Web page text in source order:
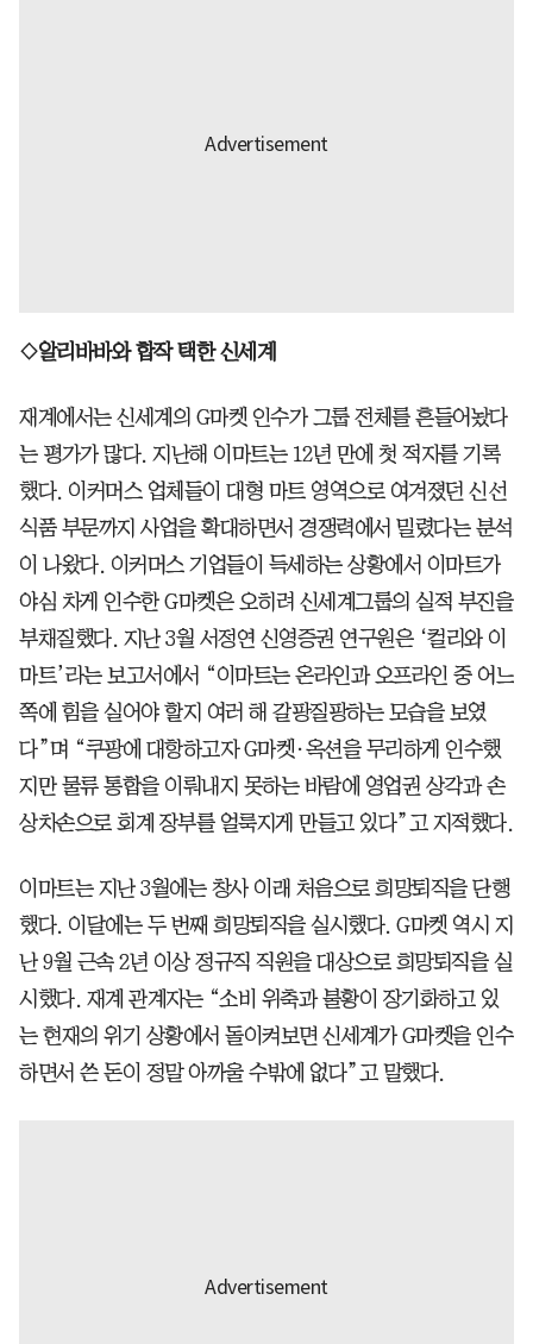
◇알리바바와 합작 택한 신세계
재계에서는 신세계의 G마켓 인수가 그룹 전체를 흔들어놨다
는 평가가 많다. 지난해 이마트는 12년 만에 첫 적자를 기록
했다. 이커머스 업체들이 대형 마트 영역으로 여겨졌던 신선
식품 부문까지 사업을 확대하면서 경쟁력에서 밀렸다는 분석
이 나왔다. 이커머스 기업들이 득세하는 상황에서 이마트가
야심 차게 인수한 G마켓은 오히려 신세계그룹의 실적 부진을
부채질했다. 지난 3월 서정연 신영증권 연구원은 ‘컬리와 이
마트’라는 보고서에서 “이마트는 온라인과 오프라인 중 어느
쪽에 힘을 실어야 할지 여러 해 갈팡질팡하는 모습을 보였
다”며 “쿠팡에 대항하고자 G마켓·옥션을 무리하게 인수했
지만 물류 통합을 이뤄내지 못하는 바람에 영업권 상각과 손
상차손으로 회계 장부를 얼룩지게 만들고 있다”고 지적했다.
이마트는 지난 3월에는 창사 이래 처음으로 희망퇴직을 단행
했다. 이달에는 두 번째 희망퇴직을 실시했다. G마켓 역시 지
난 9월 근속 2년 이상 정규직 직원을 대상으로 희망퇴직을 실
시했다. 재계 관계자는 “소비 위축과 불황이 장기화하고 있
는 현재의 위기 상황에서 돌이켜보면 신세계가 G마켓을 인수
하면서 쓴 돈이 정말 아까울 수밖에 없다”고 말했다.